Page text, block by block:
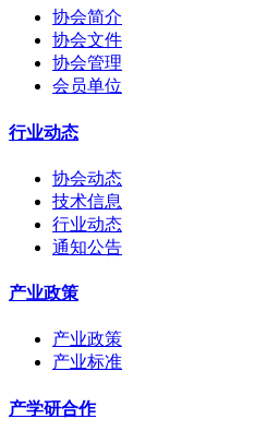
协会简介
协会文件
协会管理
会员单位
行业动态
协会动态
技术信息
行业动态
通知公告
产业政策
产业政策
产业标准
产学研合作